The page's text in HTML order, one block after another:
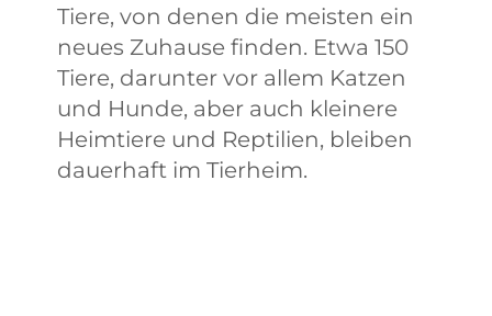
Tiere, von denen die meisten ein
neues Zuhause finden. Etwa 150
Tiere, darunter vor allem Katzen
und Hunde, aber auch kleinere
Heimtiere und Reptilien, bleiben
dauerhaft im Tierheim.